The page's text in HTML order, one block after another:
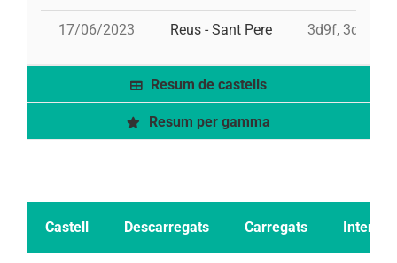
17/06/2023 Reus - Sant Pere 3d9f, 3d8a,
Resum de castells
Resum per gamma
Castell Descarregats Carregats Intents